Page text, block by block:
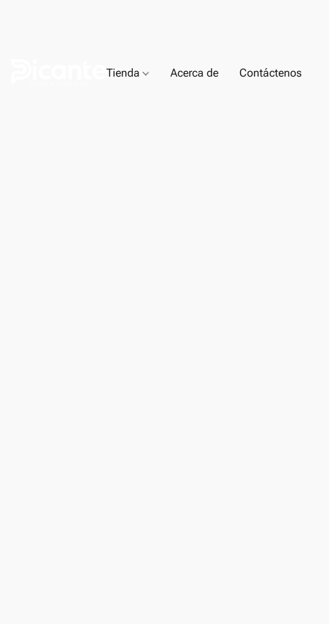
Tienda Acerca de Contáctenos